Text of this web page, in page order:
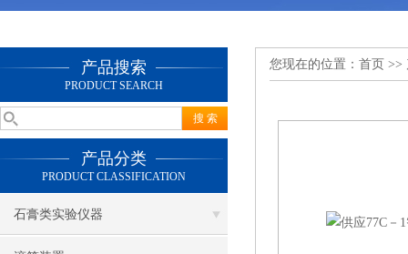
产品搜索
PRODUCT SEARCH
产品分类
PRODUCT CLASSIFICATION
石膏类实验仪器
您现在的位置： 首页 >>